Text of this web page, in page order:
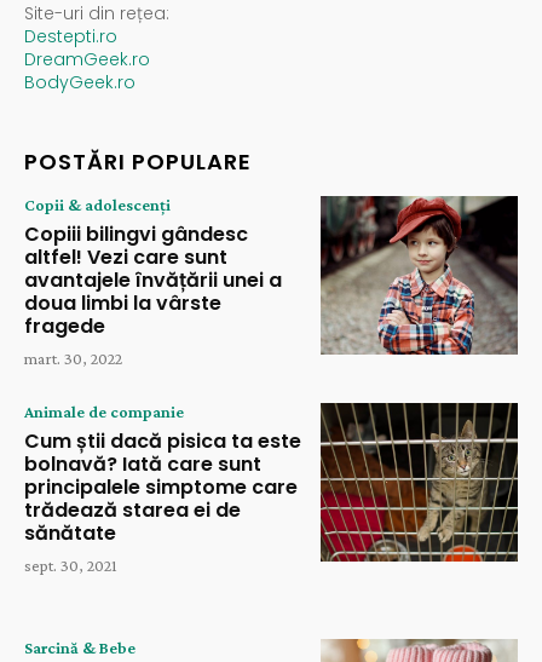
Site-uri din rețea:
Destepti.ro
DreamGeek.ro
BodyGeek.ro
POSTĂRI POPULARE
Copii & adolescenți
Copiii bilingvi gândesc
altfel! Vezi care sunt
avantajele învățării unei a
doua limbi la vârste
fragede
mart. 30, 2022
Animale de companie
Cum știi dacă pisica ta este
bolnavă? Iată care sunt
principalele simptome care
trădează starea ei de
sănătate
sept. 30, 2021
Sarcină & Bebe